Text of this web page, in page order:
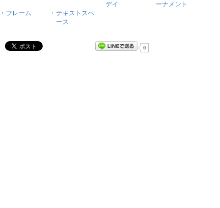
デイ
ーナメント
フレーム
テキストスペ
ース
0